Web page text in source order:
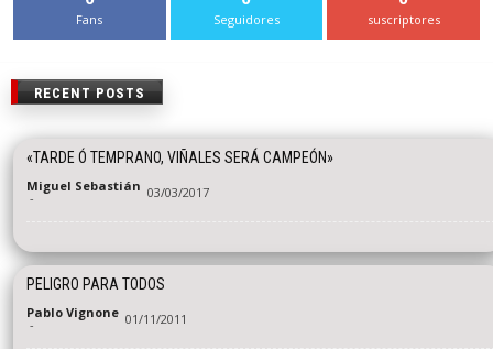
Fans Seguidores suscriptores
RECENT POSTS
«TARDE Ó TEMPRANO, VIÑALES SERÁ CAMPEÓN»
Miguel Sebastián
- 03/03/2017
PELIGRO PARA TODOS
Pablo Vignone
- 01/11/2011